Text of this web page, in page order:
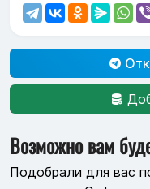
Возможно вам
Подобрали для вас